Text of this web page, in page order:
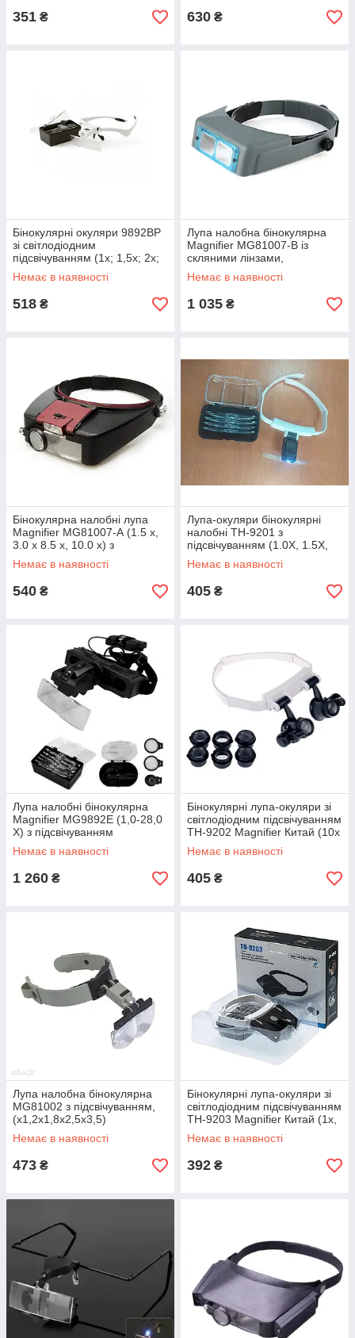
351 ₴ 630 ₴
Бінокулярні окуляри 9892BP
зі світлодіодним
підсвічуванням (1х; 1,5х; 2х;
2,5х; 3,5х)
Немає в наявності
518 ₴
Лупа налобна бінокулярна
Magnifier MG81007-В із
скляними лінзами,
збільшення 2Х або 3,5Х
Немає в наявності
1 035 ₴
Бінокулярна налобні лупа
Magnifier MG81007-А (1.5 х,
3.0 х 8.5 х, 10.0 х) з
регульованою підсвічуванням
Немає в наявності
540 ₴
Лупа-окуляри бінокулярні
налобні ТН-9201 з
підсвічуванням (1.0Х, 1.5Х,
2.0Х, 2.5Х, 3.5Х)
Немає в наявності
405 ₴
Лупа налобні бінокулярна
Magnifier MG9892E (1,0-28,0
Х) з підсвічуванням
Немає в наявності
1 260 ₴
Бінокулярні лупа-окуляри зі
світлодіодним підсвічуванням
ТН-9202 Magnifier Китай (10x
/ 15x / 20x / 25x )
Немає в наявності
405 ₴
Лупа налобна бінокулярна
MG81002 з підсвічуванням,
(x1,2х1,8x2,5х3,5)
Немає в наявності
473 ₴
Бінокулярні лупа-окуляри зі
світлодіодним підсвічуванням
ТН-9203 Magnifier Китай (1x,
1,5x, 2x, 2,5x, 3,5)
Немає в наявності
392 ₴